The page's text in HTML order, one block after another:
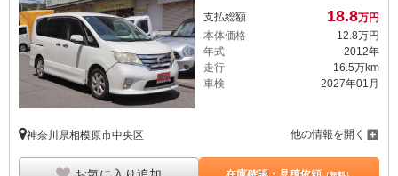
支払総額 18.8万円
本体価格
12.8万円
年式
2012年
走行
16.5万km
車検
2027年01月
神奈川県相模原市中央区 他の情報を開く